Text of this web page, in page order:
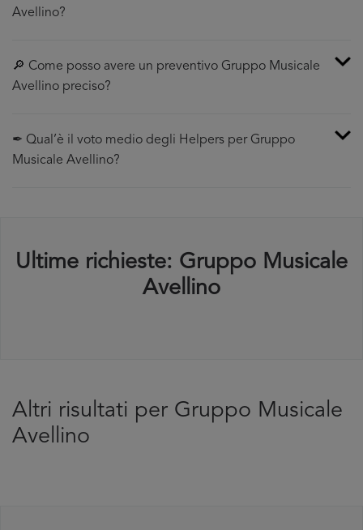
Avellino?
🔎 Come posso avere un preventivo Gruppo Musicale
Avellino preciso?
✒ Qual’è il voto medio degli Helpers per Gruppo
Musicale Avellino?
Ultime richieste: Gruppo Musicale
Avellino
Altri risultati per Gruppo Musicale
Avellino